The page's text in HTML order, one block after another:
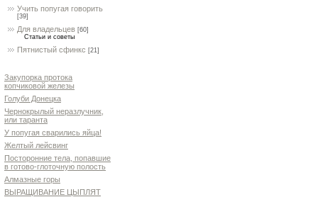
Учить попугая говорить
[39]
Для владельцев [60]
Статьи и советы
Пятнистый сфинкс [21]
Закупорка протока
копчиковой железы
Голуби Донецка
Чернокрылый неразлучник,
или таранта
У попугая сварились яйца!
Желтый лейсвинг
Посторонние тела, попавшие
в готово-глоточную полость
Алмазные горы
ВЫРАЩИВАНИЕ ЦЫПЛЯТ